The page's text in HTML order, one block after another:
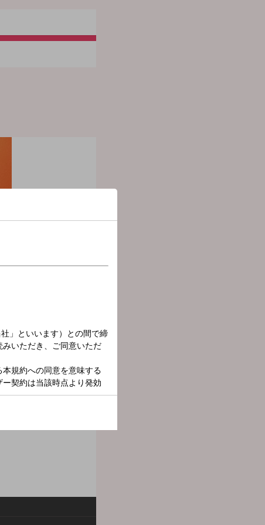
ら、大野雄大ワールド全